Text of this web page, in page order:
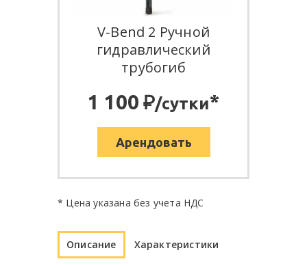
V-Bend 2 Ручной
гидравлический
трубогиб
1 100:/сутки*
Арендовать
* Цена указана без учета НДС
Описание Характеристики